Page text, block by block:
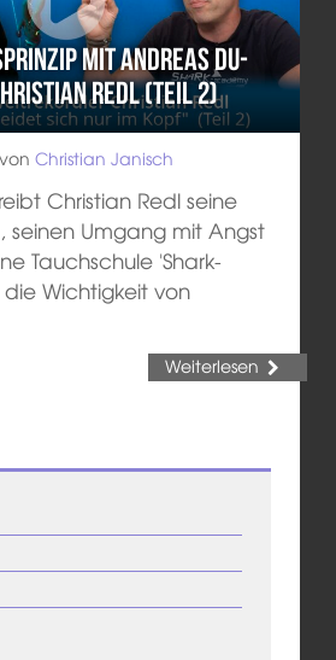
mit Andreas Du-
Redl (Teil 2)
von Christian Janisch
Christian Redl seine
seinen Umgang mit Angst
Tauchschule 'Shark-
Wichtigkeit von
Weiterlesen